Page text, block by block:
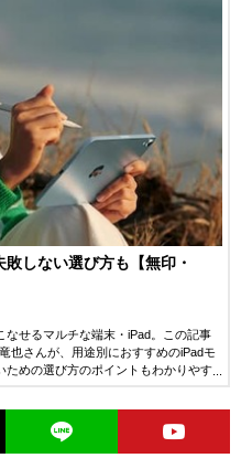
しない選び方も【無印・
せるマルチな端末・iPad。この記事
也さんが、用途別におすすめのiPadモ
めの選び方のポイントもわかりやす